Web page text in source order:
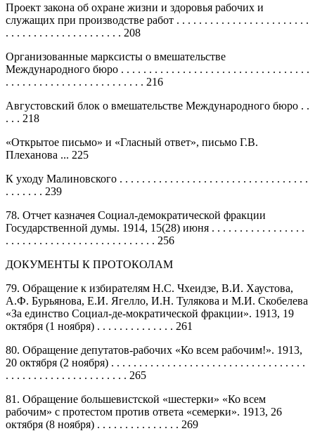
Проект закона об охране жизни и здоровья рабочих и
служащих при производстве работ . . . . . . . . . . . . . . . . . . . . . . . .
. . . . . . . . . . . . . . . . . . . . . 208
Организованные марксисты о вмешательстве
Международного бюро . . . . . . . . . . . . . . . . . . . . . . . . . . . . . . . . . .
. . . . . . . . . . . . . . . . . . . . . . . . . 216
Августовский блок о вмешательстве Международного бюро . .
. . . 218
«Открытое письмо» и «Гласный ответ», письмо Г.В.
Плеханова ... 225
К уходу Малиновского . . . . . . . . . . . . . . . . . . . . . . . . . . . . . . . . . .
. . . . . . . 239
78. Отчет казначея Социал-демократической фракции
Государственной думы. 1914, 15(28) июня . . . . . . . . . . . . . . . . .
. . . . . . . . . . . . . . . . . . . . . . . . . . . 256
ДОКУМЕНТЫ К ПРОТОКОЛАМ
79. Обращение к избирателям Н.С. Чхеидзе, В.И. Хаустова,
А.Ф. Бурьянова, Е.И. Ягелло, И.Н. Тулякова и М.И. Скобелева
«За единство Социал-де-мократической фракции». 1913, 19
октября (1 ноября) . . . . . . . . . . . . . . 261
80. Обращение депутатов-рабочих «Ко всем рабочим!». 1913,
20 октября (2 ноября) . . . . . . . . . . . . . . . . . . . . . . . . . . . . . . . . . . .
. . . . . . . . . . . . . . . . . . . . . . 265
81. Обращение большевистской «шестерки» «Ко всем
рабочим» с протестом против ответа «семерки». 1913, 26
октября (8 ноября) . . . . . . . . . . . . . . . 269